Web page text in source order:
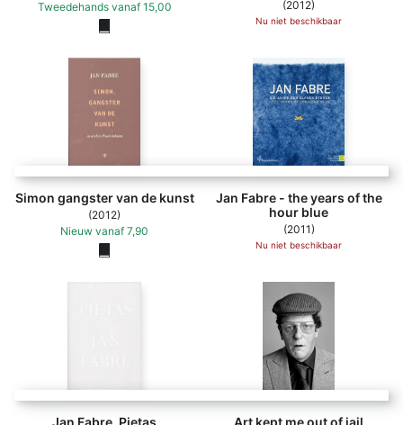
Tweedehands vanaf 15,00 (2012)
Nu niet beschikbaar
Simon gangster van de kunst
(2012)
Nieuw vanaf 7,90
Jan Fabre - the years of the
hour blue
(2011)
Nu niet beschikbaar
Jan Fabre. Pietas Art kept me out of jail